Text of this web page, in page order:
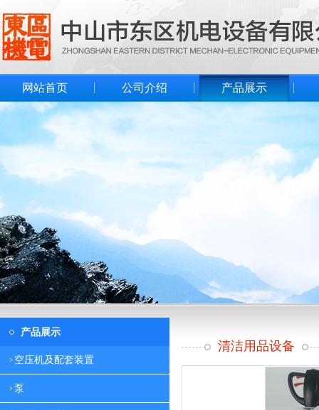
网站首页 公司介绍 产品展示
产品展示
空压机及配套装置
泵
清洁用品设备